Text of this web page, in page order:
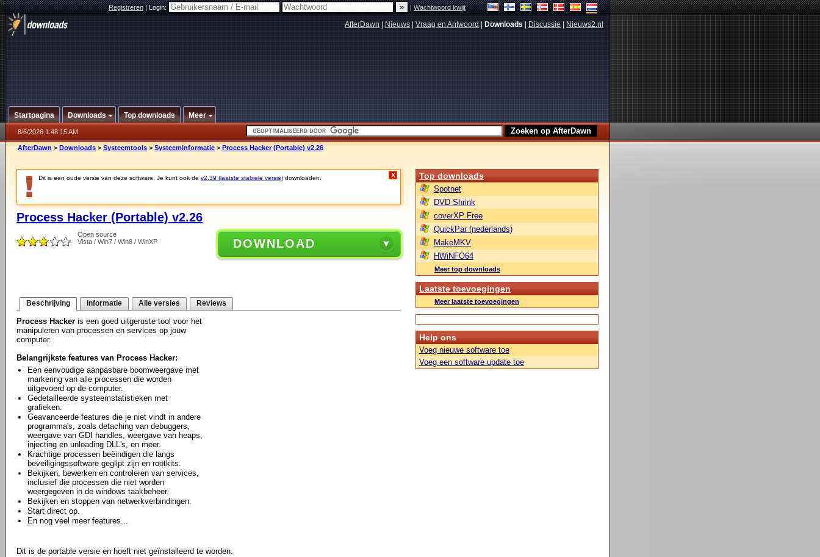
Registreren|Login: |Wachtwoord kwijt
AfterDawn Nieuws Vraag en Antwoord Downloads Discussie Nieuws2.nl
Startpagina Downloads Top downloads Meer
8/6/2026 1:48:15 AM
AfterDawn > Downloads > Systeemtools > Systeeminformatie > Process Hacker (Portable) v2.26
Dit is een oude versie van deze software. Je kunt ook de v2.39 (laatste stabiele versie) downloaden. X
Process Hacker (Portable) v2.26
Open source
Vista / Win7 / Win8 / WinXP
DOWNLOAD
Beschrijving Informatie Alle versies Reviews
Process Hacker is een goed uitgeruste tool voor het
manipuleren van processen en services op jouw
computer.
Belangrijkste features van Process Hacker:
Een eenvoudige aanpasbare boomweergave met
markering van alle processen die worden
uitgevoerd op de computer.
Gedetailleerde systeemstatistieken met
grafieken.
Geavanceerde features die je niet vindt in andere
programma's, zoals detaching van debuggers,
weergave van GDI handles, weergave van heaps,
injecting en unloading DLL's, en meer.
Krachtige processen beëindigen die langs
beveiligingssoftware geglipt zijn en rootkits.
Bekijken, bewerken en controleren van services,
inclusief die processen die niet worden
weergegeven in de windows taakbeheer.
Bekijken en stoppen van netwerkverbindingen.
Start direct op.
En nog veel meer features...
Dit is de portable versie en hoeft niet geïnstalleerd te worden.
Top downloads
Spotnet
DVD Shrink
coverXP Free
QuickPar (nederlands)
MakeMKV
HWiNFO64
Meer top downloads
Laatste toevoegingen
Meer laatste toevoegingen
Help ons
Voeg nieuwe software toe
Voeg een software update toe